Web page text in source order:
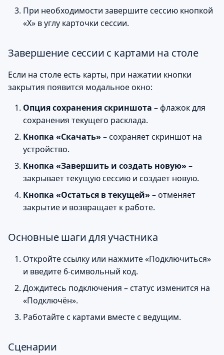
При необходимости завершите сессию кнопкой
«X» в углу карточки сессии.
Завершение сессии с картами на столе
Если на столе есть карты, при нажатии кнопки
закрытия появится модальное окно:
Опция сохранения скриншота – флажок для
сохранения текущего расклада.
Кнопка «Скачать» – сохраняет скриншот на
устройство.
Кнопка «Завершить и создать новую» –
закрывает текущую сессию и создает новую.
Кнопка «Остаться в текущей» – отменяет
закрытие и возвращает к работе.
Основные шаги для участника
Откройте ссылку или нажмите «Подключиться»
и введите 6-символьный код.
Дождитесь подключения – статус изменится на
«Подключён».
Работайте с картами вместе с ведущим.
Сценарии